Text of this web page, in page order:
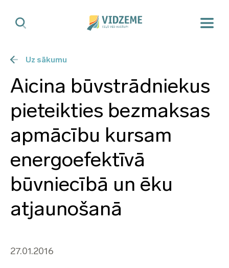
Uz sākumu
Aicina būvstrādniekus
pieteikties bezmaksas
apmācību kursam
energoefektīvā
būvniecībā un ēku
atjaunošanā
27.01.2016